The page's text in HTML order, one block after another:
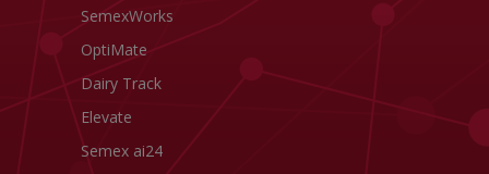
SemexWorks
OptiMate
Dairy Track
Elevate
Semex ai24